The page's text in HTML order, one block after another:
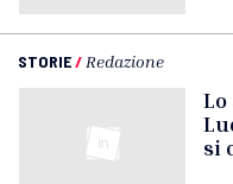
STORIE/ Redazione
Lo
si